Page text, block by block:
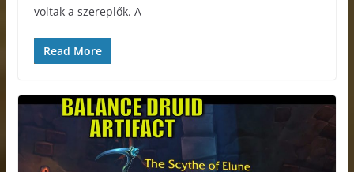
voltak a szereplők. A
Read More